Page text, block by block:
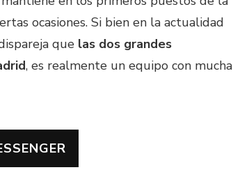
ocasiones. Si bien en la actualidad
que las dos grandes
, es realmente un equipo con mucha